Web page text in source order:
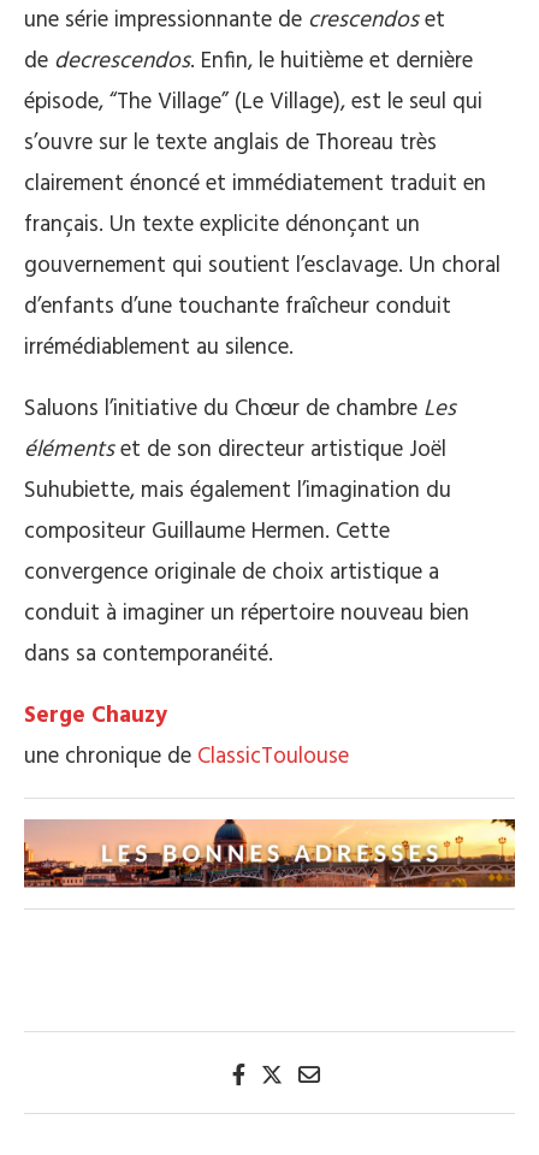
une série impressionnante de crescendoset
de decrescendos. Enfin, le huitième et dernière
épisode, “The Village” (Le Village), est le seul qui
s’ouvre sur le texte anglais de Thoreau très
clairement énoncé et immédiatement traduit en
français. Un texte explicite dénonçant un
gouvernement qui soutient l’esclavage. Un choral
d’enfants d’une touchante fraîcheur conduit
irrémédiablement au silence.
Saluons l’initiative du Chœur de chambre Les
élémentset de son directeur artistique Joël
Suhubiette, mais également l’imagination du
compositeur Guillaume Hermen. Cette
convergence originale de choix artistique a
conduit à imaginer un répertoire nouveau bien
dans sa contemporanéité.
Serge Chauzy
une chronique de ClassicToulouse